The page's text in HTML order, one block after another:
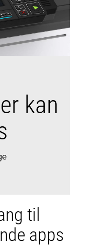
kan
til
apps